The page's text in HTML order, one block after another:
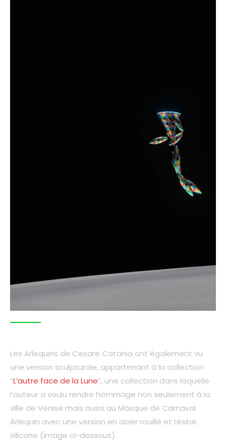
Les Arlequins de Cesare Catania ont également vu
une version sculpturale, appartenant à la collection
“L’autre face de la Lune“, une collection dans laquelle
l’auteur a voulu rendre hommage non seulement à la
ville de Venise mais aussi au Masque de Carnaval
Arlequin avec une version en acier rouillé et résine
silicone (image ci-dessous).